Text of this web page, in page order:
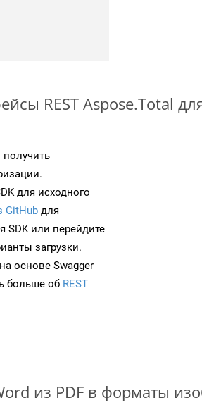
REST Aspose.Total
получить
для исходного
GitHub для
SDK или перейдите
загрузки.
основе Swagger
больше об REST
из PDF в форматы